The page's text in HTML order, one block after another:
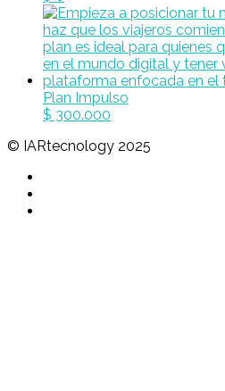
Plan Impulso
$ 300.000
© IARtecnology 2025